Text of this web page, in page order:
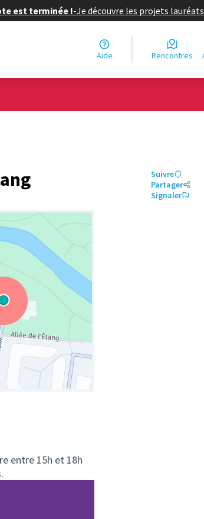
est terminée !-Je découvre les projets lauréats
Aide Rencontres
entre 15h et 18h
Suivre
Partager
Signaler